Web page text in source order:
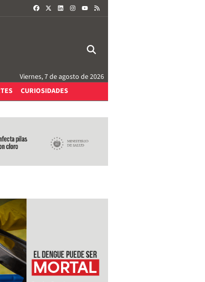
FACEBOOKLINKEDININSTAGRAM
Viernes, 7 de agosto de 2026
CURIOSIDADES